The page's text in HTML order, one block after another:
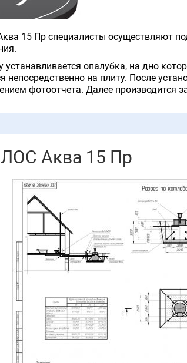
15 Пр специалисты осуществляют
опалубка, на дно
на плиту. После
фотоотчета. Далее производится
Аква 15 Пр